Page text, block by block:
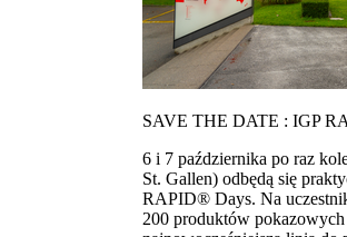
SAVE THE DATE : IGP
6 i 7 października po raz
St. Gallen) odbędą się
RAPID® Days. Na
200 produktów